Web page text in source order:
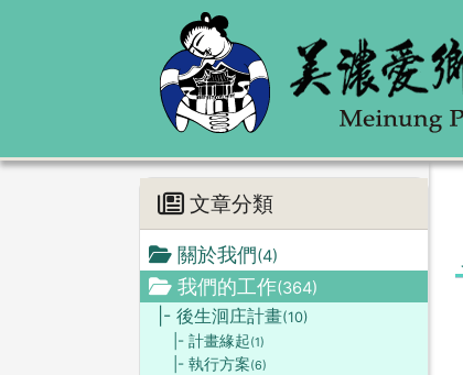
文章分類
關於我們(4)
我們的工作(364)
|- 後生洄庄計畫(10)
|- 計畫緣起(1)
|- 執行方案(6)